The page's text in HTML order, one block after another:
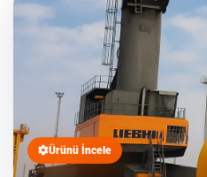
Ürünü İncele